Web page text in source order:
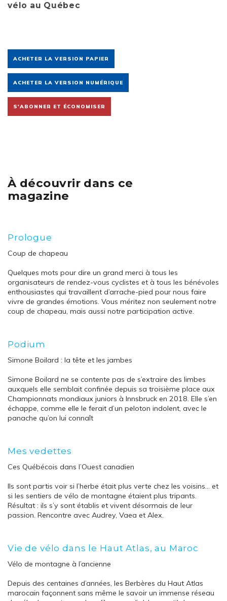
vélo au Québec
ACHETER LA VERSION PAPIER
ACHETER LA VERSION NUMÉRIQUE
S'ABONNER ET ÉCONOMISER
À découvrir dans ce
magazine
Prologue
Coup de chapeau
Quelques mots pour dire un grand merci à tous les
organisateurs de rendez-vous cyclistes et à tous les bénévoles
enthousiastes qui travaillent d’arrache-pied pour nous faire
vivre de grandes émotions. Vous méritez non seulement notre
coup de chapeau, mais aussi notre participation active.
Podium
Simone Boilard : la tête et les jambes
Simone Boilard ne se contente pas de s’extraire des limbes
auxquels elle semblait confinée depuis sa troisième place aux
Championnats mondiaux juniors à Innsbruck en 2018. Elle s’en
échappe, comme elle le ferait d’un peloton indolent, avec le
panache qu’on lui connaît
Mes vedettes
Ces Québécois dans l’Ouest canadien
Ils sont partis voir si l’herbe était plus verte chez les voisins… et
si les sentiers de vélo de montagne étaient plus tripants.
Résultat : ils s’y sont établis et vivent désormais de leur
passion. Rencontre avec Audrey, Vaea et Alex.
Vie de vélo dans le Haut Atlas, au Maroc
Vélo de montagne à l’ancienne
Depuis des centaines d’années, les Berbères du Haut Atlas
marocain façonnent sans même le savoir un immense réseau